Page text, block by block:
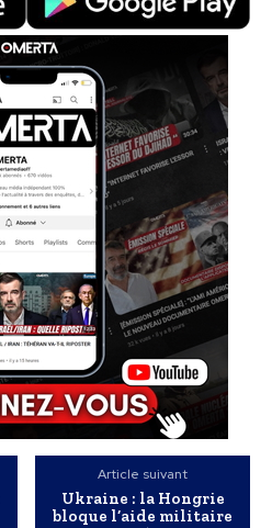
Article suivant
Ukraine : la Hongrie
bloque l’aide militaire